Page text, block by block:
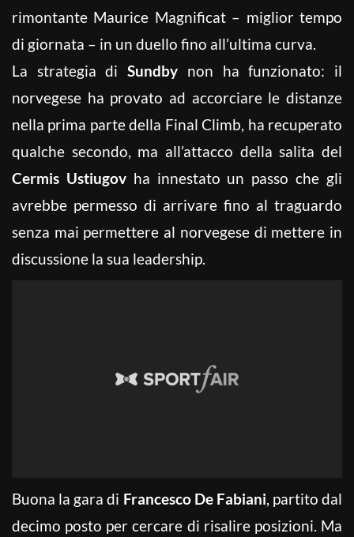
rimontante Maurice Magnificat – miglior tempo
di giornata – in un duello fino all’ultima curva.
La strategia diSundby non ha funzionato: il
norvegese ha provato ad accorciare le distanze
nella prima parte della Final Climb, ha recuperato
qualche secondo, ma all’attacco della salita del
Cermis Ustiugovha innestato un passo che gli
avrebbe permesso di arrivare fino al traguardo
senza mai permettere al norvegese di mettere in
discussione la sua leadership.
Buona la gara di Francesco De Fabiani, partito dal
decimo posto per cercare di risalire posizioni. Ma